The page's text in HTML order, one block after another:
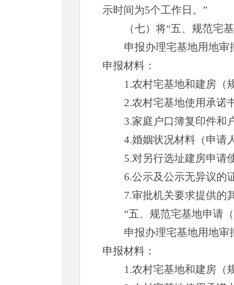
示时间为5个工作日 。
（七）将“五、规范宅
申报办理宅基地用地
申报材料：
1.农村宅基地和建房（
2.农村宅基地使用承诺
3.家庭户口簿复印件和
4.婚姻状况材料（申请
5.对另行选址建房申请
6.公示及公示无异议的
7.审批机关要求提供的
“五、规范宅基地申请
申报办理宅基地用地
申报材料：
1.农村宅基地和建房（